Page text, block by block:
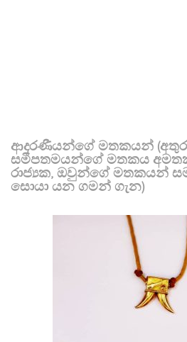
ආදරණීයන්ගේ මතකයන්
සමීපතමයන්ගේ මතකය
රාජ්‍යක, ඔවුන්ගේ මතකයන්
සොයා යන ගමන් ගැන)